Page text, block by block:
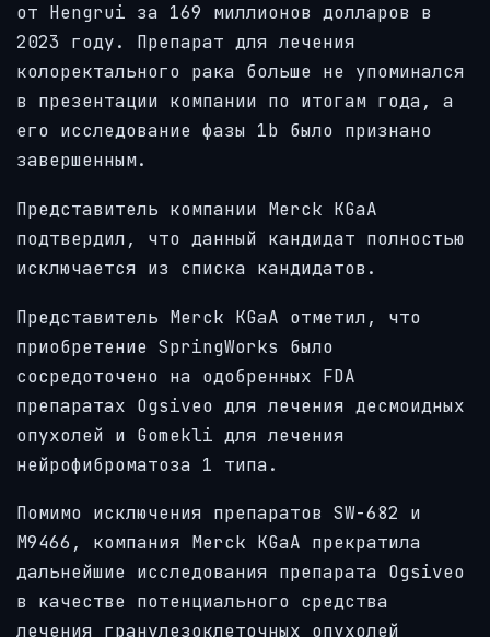
от Hengrui за 169 миллионов долларов в
2023 году. Препарат для лечения
колоректального рака больше не упоминался
в презентации компании по итогам года, а
его исследование фазы 1b было признано
завершенным.
Представитель компании Merck KGaA
подтвердил, что данный кандидат полностью
исключается из списка кандидатов.
Представитель Merck KGaA отметил, что
приобретение SpringWorks было
сосредоточено на одобренных FDA
препаратах Ogsiveo для лечения десмоидных
опухолей и Gomekli для лечения
нейрофиброматоза 1 типа.
Помимо исключения препаратов SW-682 и
M9466, компания Merck KGaA прекратила
дальнейшие исследования препарата Ogsiveo
в качестве потенциального средства
лечения гранулезоклеточных опухолей